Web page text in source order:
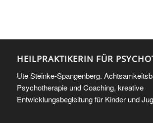
HEILPRAKTIKERIN FÜR
Ute Steinke-Spangenberg.
Psychotherapie und Coaching, kreative
Entwicklungsbegleitung für Kinder und